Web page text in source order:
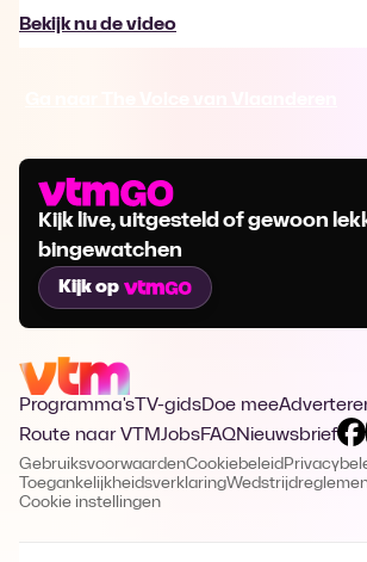
Bekijk nu de video
Kijk live, uitgesteld of gewoon
bingewatchen
Kijk op
Programma's TV-gidsDoe mee
Route naar VTMJobsFAQNieuwsbrief
GebruiksvoorwaardenCookiebeleid
Toegankelijkheidsverklaring
Cookie instellingen